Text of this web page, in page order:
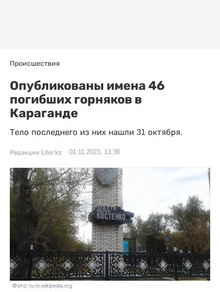
Происшествия
Опубликованы имена 46
погибших горняков в
Караганде
Тело последнего из них нашли 31 октября.
Редакция Liter.kz 01.11.2023, 13:38
Фото: ru.m.wikipedia.org